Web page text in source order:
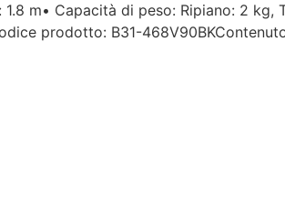
nella spedizione può
ma è il modo in cui viene
m• Capacità di peso: Ripiano: 2 kg,
prodotto: B31-